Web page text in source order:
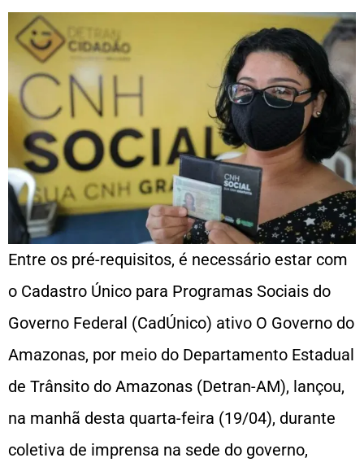
Entre os pré-requisitos, é necessário estar com
o Cadastro Único para Programas Sociais do
Governo Federal (CadÚnico) ativo O Governo do
Amazonas, por meio do Departamento Estadual
de Trânsito do Amazonas (Detran-AM), lançou,
na manhã desta quarta-feira (19/04), durante
coletiva de imprensa na sede do governo,